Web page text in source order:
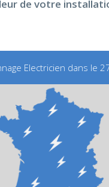
de votre
Electricien dans le